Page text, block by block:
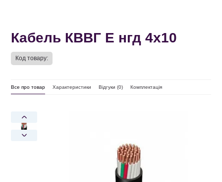
Кабель КВВГ Е нгд 4х10
Код товару:
Все про товар Характеристики Відгуки (0) Комплектація